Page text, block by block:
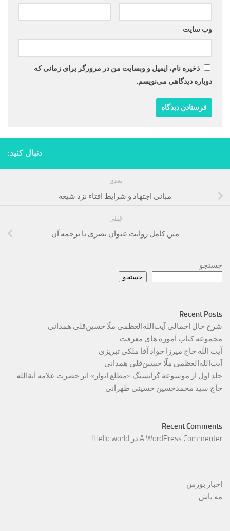
وب‌ سایت
ذخیره نام، ایمیل و وبسایت من در مرورگر برای زمانی که
دوباره دیدگاهی می‌نویسم.
دنبال کنید:
بعدی
مبانی اجتهاد و شرایط افتاء نزد شیعه
قبلی
متن کامل روایت عنوان بصری با ترجمه آن
جستجو
جستجو
Recent Posts
شرح حال اجمالی آیت‌الله‌العظمی ملّا حسین‌قلی همدانی
مجموعه کتاب آموزه های معرفت
آیت اللَه حاج میرزا جواد آقا ملکی تبریزی
آیت‌الله‌العظمی ملّا حسین‌قلی همدانی
جلد اول از موسوعۀ گرانسنگ «مطلع انوار» اثر حضرت علامه آیة‌الله
حاج سید محمدحسین حسینی طهرانی
Recent Comments
A WordPress Commenter در Hello world!
اخبار بورس
مه پاش